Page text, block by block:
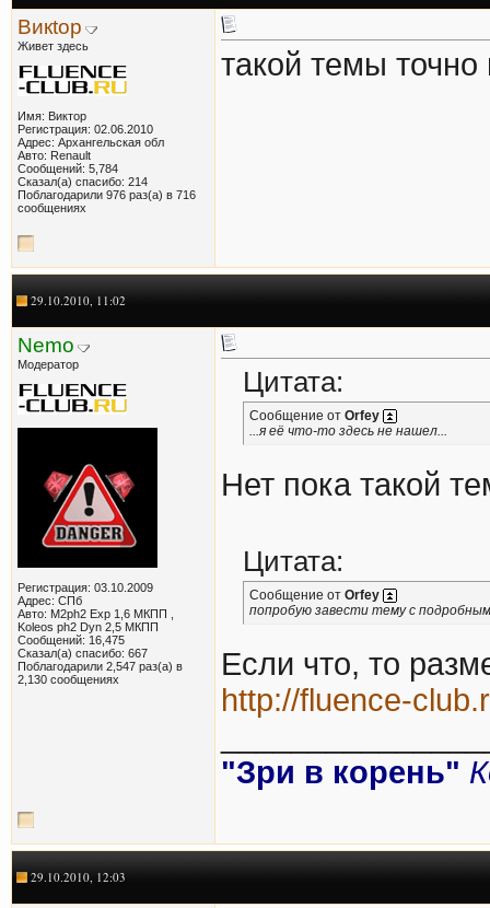
Викtор
Живет здесь
Имя: Виктор
Регистрация: 02.06.2010
Адрес: Архангельская обл
Авто: Renault
Сообщений: 5,784
Сказал(а) спасибо: 214
Поблагодарили 976 раз(а) в 716
сообщениях
такой темы точно
29.10.2010, 11:02
Nemo
Модератор
Регистрация: 03.10.2009
Адрес: СПб
Авто: M2ph2 Exp 1,6 МКПП ,
Koleos ph2 Dyn 2,5 МКПП
Сообщений: 16,475
Сказал(а) спасибо: 667
Поблагодарили 2,547 раз(а) в
2,130 сообщениях
Цитата:
Сообщение от Orfey
...я её что-то здесь не нашел...
Нет пока такой
Цитата:
Сообщение от Orfey
попробую завести тему с
Если что, то
http://fluence-
"Зри в корень"
29.10.2010, 12:03